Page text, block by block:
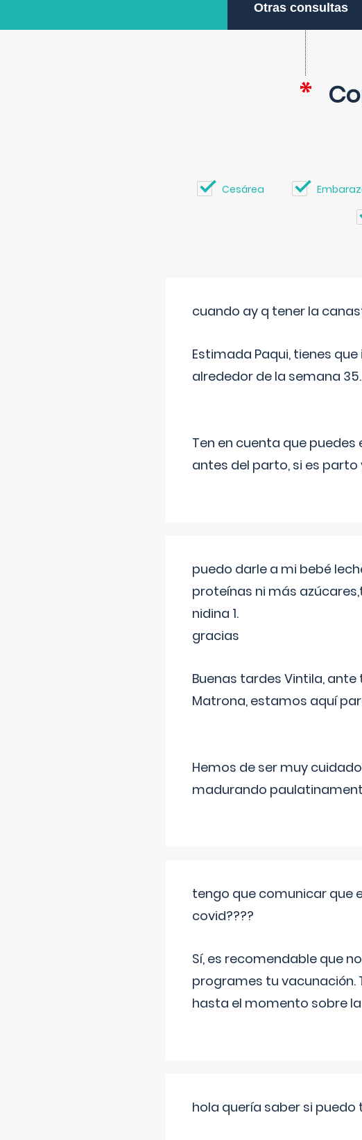
Otras consultas
Cesárea
cuando ay q tener la
Estimada Paqui, tienes
alrededor de la semana 35.
Ten en cuenta que
antes del parto, si es
puedo darle a mi bebé
proteínas ni más
nidina 1.
gracias
Buenas tardes Vintila,
Matrona, estamos aquí
Hemos de ser muy
madurando
tengo que comunicar que
covid????
Sí, es recomendable que
programes tu vacunación.
hasta el momento sobre
hola quería saber si